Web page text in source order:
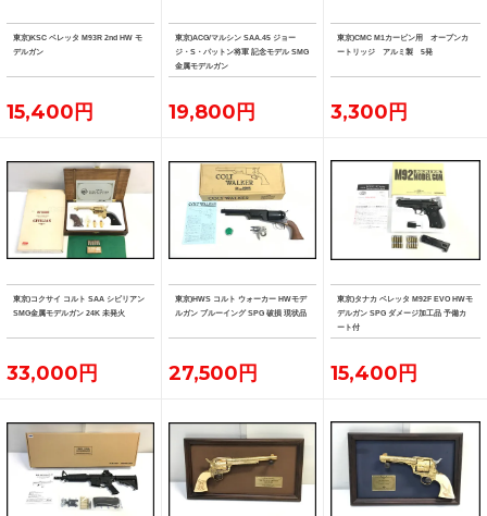
東京)KSC ベレッタ M93R 2nd HW モ
デルガン
15,400円
東京)ACG/マルシン SAA.45 ジョー
ジ・S・パットン将軍 記念モデル SMG
金属モデルガン
19,800円
東京)CMC M1カービン用 オープンカ
ートリッジ アルミ製 5発
3,300円
東京)コクサイ コルト SAA シビリアン
SMG金属モデルガン 24K 未発火
33,000円
東京)HWS コルト ウォーカー HWモデ
ルガン ブルーイング SPG 破損 現状品
27,500円
東京)タナカ ベレッタ M92F EVO HWモ
デルガン SPG ダメージ加工品 予備カ
ート付
15,400円